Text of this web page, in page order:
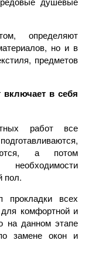
определяют
но и в
предметов
в себя
работ все
а потом
пол.
прокладки всех
комфортной и
на данном этапе
замене окон и